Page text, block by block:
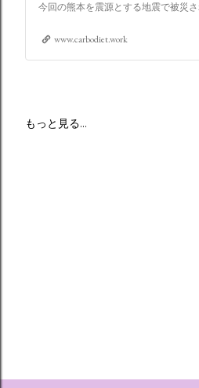
www.carbodiet.work
もっと見る…